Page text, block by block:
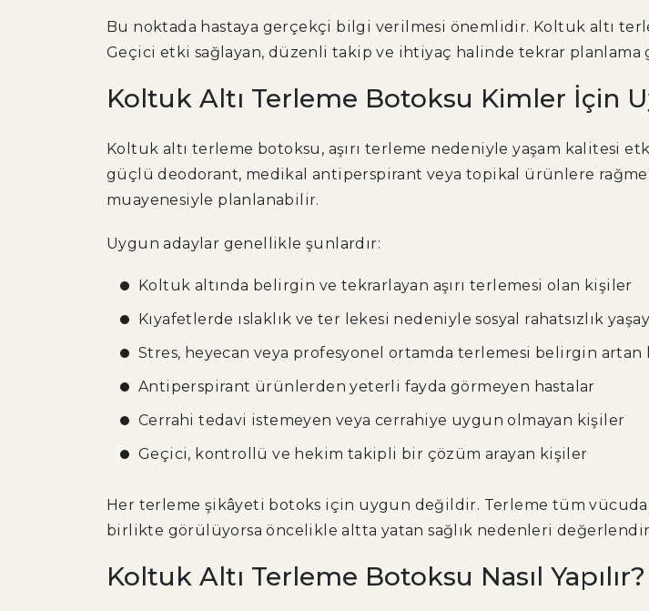
Bu noktada hastaya gerçekçi bilgi verilmesi önemlidir. Koltuk altı
Geçici etki sağlayan, düzenli takip ve ihtiyaç halinde tekrar
Koltuk Altı Terleme Botoksu Kimler İçin
Koltuk altı terleme botoksu, aşırı terleme nedeniyle yaşam
güçlü deodorant, medikal antiperspirant veya topikal ürünlere
muayenesiyle planlanabilir.
Uygun adaylar genellikle şunlardır:
Koltuk altında belirgin ve tekrarlayan aşırı terlemesi olan kişiler
Kıyafetlerde ıslaklık ve ter lekesi nedeniyle sosyal rahatsızlık
Stres, heyecan veya profesyonel ortamda terlemesi belirgin artan
Antiperspirant ürünlerden yeterli fayda görmeyen hastalar
Cerrahi tedavi istemeyen veya cerrahiye uygun olmayan kişiler
Geçici, kontrollü ve hekim takipli bir çözüm arayan kişiler
Her terleme şikâyeti botoks için uygun değildir. Terleme tüm vücuda
birlikte görülüyorsa öncelikle altta yatan sağlık nedenleri
Koltuk Altı Terleme Botoksu Nasıl Yapılır?